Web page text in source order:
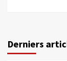
Derniers